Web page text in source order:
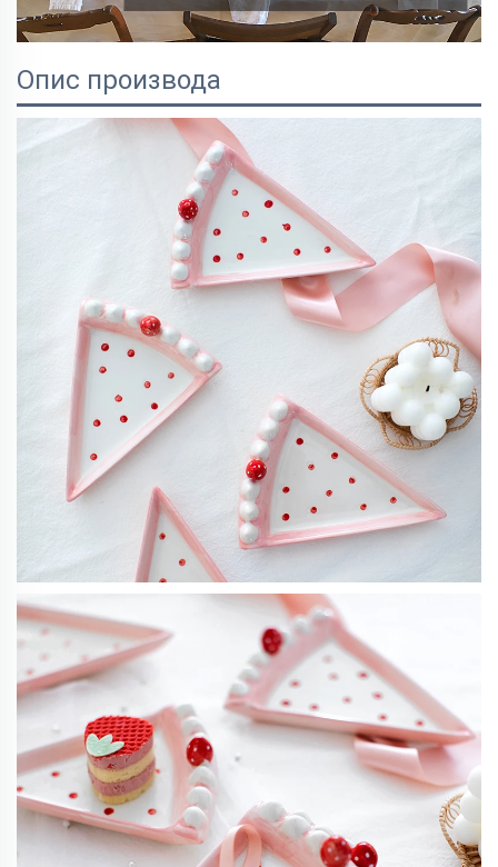
Опис производа